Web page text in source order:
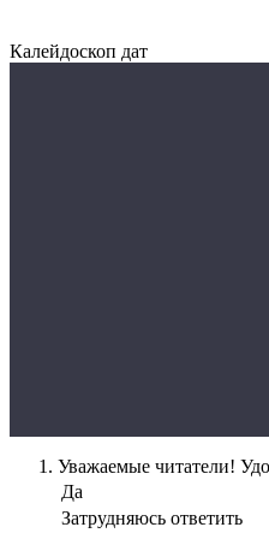
Калейдоскоп дат
Уважаемые читатели!
Да
Затрудняюсь ответить